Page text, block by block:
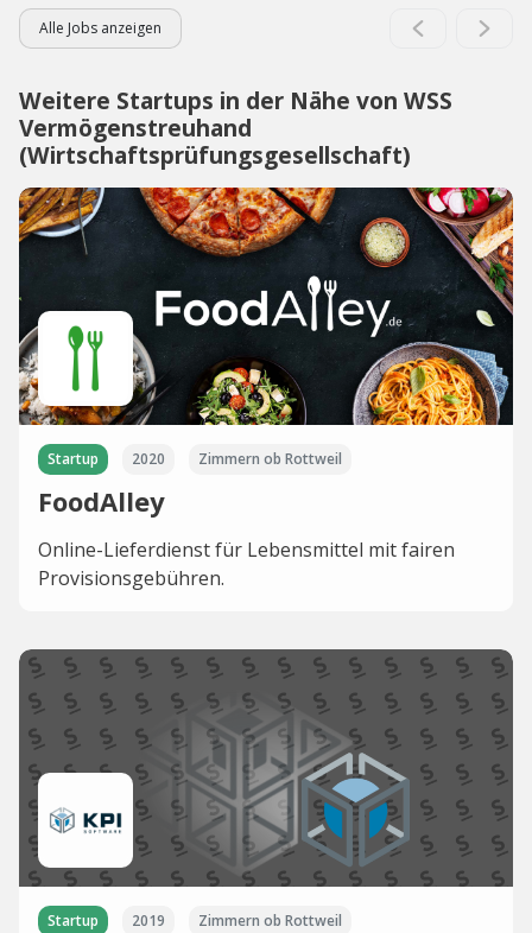
Alle Jobs anzeigen
Weitere Startups in der Nähe von WSS
Vermögenstreuhand
(Wirtschaftsprüfungsgesellschaft)
Startup 2020 Zimmern ob Rottweil
FoodAlley
Online-Lieferdienst für Lebensmittel mit fairen
Provisionsgebühren.
Startup 2019 Zimmern ob Rottweil